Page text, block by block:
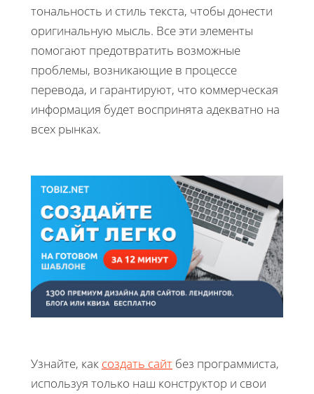
тональность и стиль текста, чтобы донести
оригинальную мысль. Все эти элементы
помогают предотвратить возможные
проблемы, возникающие в процессе
перевода, и гарантируют, что коммерческая
информация будет воспринята адекватно на
всех рынках.
Узнайте, как создать сайт без программиста,
используя только наш конструктор и свои